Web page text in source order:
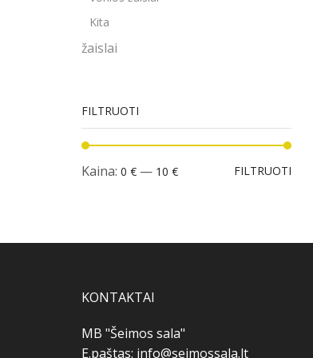
Kita
žaislai
FILTRUOTI
Min
Maks
FILTRUOTI
Kaina: 0 € — 10 €
KONTAKTAI
MB "Šeimos sala"
E.paštas: info@seimossala.lt